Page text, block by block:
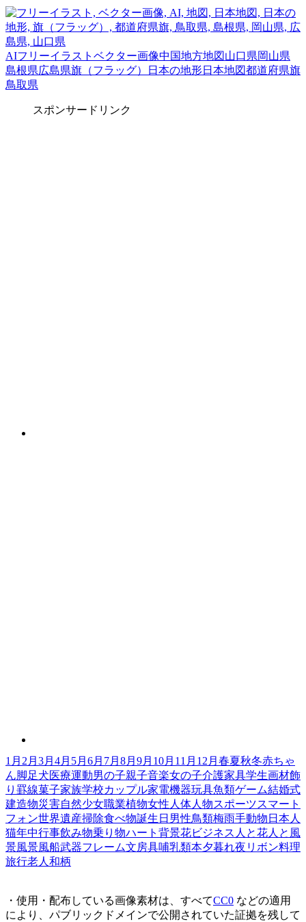
AIフリーイラスト ベクター画像中国地方地図 山口県岡山県
島根県広島県旗（フラッグ） 日本の地形日本地図都道府県旗
鳥取県
スポンサードリンク
1月 2月 3月 4月 5月 6月 7月 8月 9月 10月 11月 12月 春夏秋冬赤ちゃ
ん脚足犬医療運動男の子親子音楽女の子介護家具学生画材飾
り罫線菓子家族学校カップル家電機器玩具魚類ゲーム結婚式
建造物災害自然少女職業植物女性 人体人物スポーツスマート
フォン世界遺産掃除食べ物誕生日 男性鳥類梅雨手動物 日本人
猫年中行事飲み物乗り物ハート 背景花ビジネス 人と花人と風
景風景風船武器フレーム文房具哺乳類本夕暮れ夜 リボン料理
旅行老人 和柄
・使用・配布している画像素材は、すべてCC0 などの適用
により、パブリックドメインで公開されていた証拠を残して